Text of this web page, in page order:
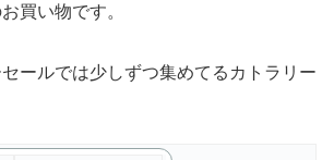
買い物です。
ールでは少しずつ集めてるカトラリー